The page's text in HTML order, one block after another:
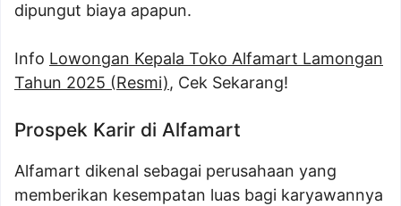
dipungut biaya apapun.
Info Lowongan Kepala Toko Alfamart Lamongan
Tahun 2025 (Resmi), Cek Sekarang!
Prospek Karir di Alfamart
Alfamart dikenal sebagai perusahaan yang
memberikan kesempatan luas bagi karyawannya